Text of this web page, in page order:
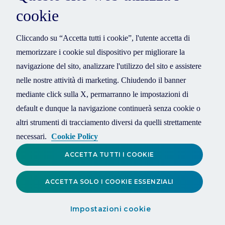
cookie
Cliccando su “Accetta tutti i cookie”, l'utente accetta di
memorizzare i cookie sul dispositivo per migliorare la
navigazione del sito, analizzare l'utilizzo del sito e assistere
nelle nostre attività di marketing. Chiudendo il banner
mediante click sulla X, permarranno le impostazioni di
default e dunque la navigazione continuerà senza cookie o
altri strumenti di tracciamento diversi da quelli strettamente
necessari. Cookie Policy
Impostazioni cookie
ACCETTA SOLO I COOKIE ESSENZIALI
ACCETTA TUTTI I COOKIE